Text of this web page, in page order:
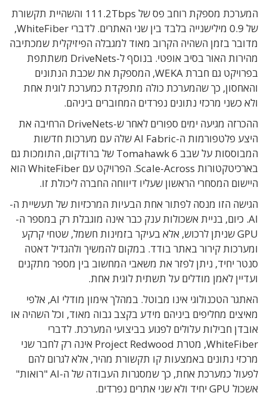
המערכת מספקת רוחב פס של 111.2Tbps והשהיית תקשורת
של 0.9 מילישנייה בלבד בין שני האתרים. לדברי WhiteFiber,
מדובר בזמן השהיה הקרוב מאוד למגבלה הפיזיקלית שמכתיבה
מהירות האור בסיב אופטי. בנוסף ל-DriveNets משתתפת
בפרויקט גם חברת WEKA, המספקת את שכבת הנתונים
והאחסון, כך שהמערכת כולה מתפקדת כמערכת לוגית אחת
ולא כשני מרכזי נתונים נפרדים המחוברים ביניהם.
ההכרזה מגיעה ימים ספורים לאחר ש-DriveNets הרחיבה את
היצע פלטפורמות ה-AI Fabric שלה עם מערכות חדשות
המבוססות על שבב Tomahawk 6 של ברודקום, התומכות גם
בארכיטקטורות Scale-Across. הפרויקט עם WhiteFiber הוא
היישום המסחרי הראשון שעליו דיווחה החברה ליכולת זו.
הגישה הזו מנסה לפתור אחת הבעיות המרכזיות של תעשיית ה-
AI. כיום, בניית אשכולות ענק כבר אינה מוגבלת רק במספר ה-
GPU שניתן לרכוש, אלא בעיקר בזמינות חשמל, שטחי קרקע
ומערכות קירור באתר בודד. במקום להמשיך ולהגדיל דאטה
סנטר יחיד, ניתן לפזר את משאבי המחשוב בין מספר מתקנים
ועדיין לאמן מודלים על תשתית לוגית אחת.
האתגר הטכנולוגי אינו מבוטל. במהלך אימון מודלי AI, אלפי
מאיצים מחליפים ביניהם מידע בקצב גבוה מאוד, וכל השהיה או
אובדן חבילות עלולים לפגוע בביצועי המערכת. לדברי
WhiteFiber, מטרת Project Redwood אינה רק לחבר שני
מרכזי נתונים באמצעות קו תקשורת מהיר, אלא לגרום להם
לפעול כמערכת אחת, כך שמסגרות העבודה של ה-AI "רואות"
אשכול GPU יחיד ולא שני אתרים נפרדים.